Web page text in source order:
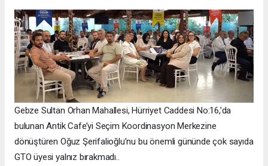
Gebze Sultan Orhan Mahallesi, Hürriyet Caddesi No:16,’da
bulunan Antik Cafe’yi Seçim Koordinasyon Merkezine
dönüştüren Oğuz Şerifalioğlu’nu bu önemli gününde çok sayıda
GTO üyesi yalnız bırakmadı..